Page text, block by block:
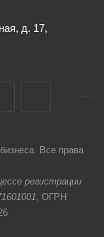
д. 17,
Все права
регистрации
, ОГРН